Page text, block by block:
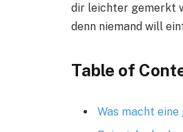
dir leichter gemerkt
denn niemand will
Table of
Was macht